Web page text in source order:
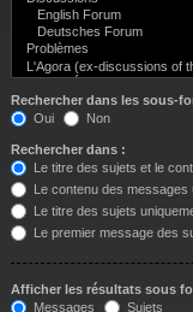
Rechercher dans les sous-
Oui
Non
Rechercher dans :
Le titre des sujets et le
Le contenu des messages
Le titre des sujets
Le premier message des
Afficher les résultats sous
Messages
Sujets